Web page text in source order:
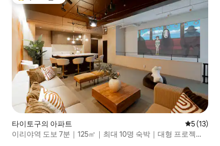
타이토구의 아파트 평점 5점
5 (13)
이리야역 도보 7분｜125㎡｜최대 10명 숙박｜대형 프로젝터